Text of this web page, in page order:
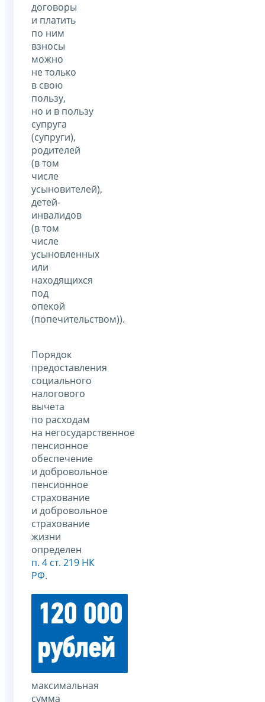
договоры
и платить
по ним
взносы
можно
не только
в свою
пользу,
но и в пользу
супруга
(супруги),
родителей
(в том
числе
усыновителей),
детей-
инвалидов
(в том
числе
усыновленных
или
находящихся
под
опекой
(попечительством)).
Порядок
предоставления
социального
налогового
вычета
по расходам
на негосударственное
пенсионное
обеспечение
и добровольное
пенсионное
страхование
и добровольное
страхование
жизни
определен
п. 4 ст. 219 НК
РФ.
120 000
рублей
максимальная
сумма